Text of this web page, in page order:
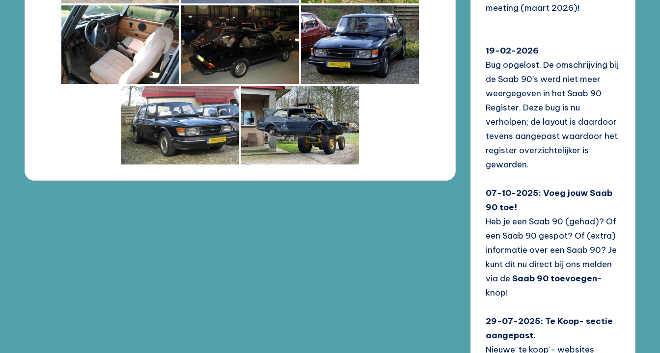
meeting (maart 2026)!
19-02-2026
Bug opgelost. De omschrijving bij
de Saab 90's werd niet meer
weergegeven in het Saab 90
Register. Deze bug is nu
verholpen; de layout is daardoor
tevens aangepast waardoor het
register overzichtelijker is
geworden.
07-10-2025: Voeg jouw Saab
90 toe!
Heb je een Saab 90 (gehad)? Of
een Saab 90 gespot? Of (extra)
informatie over een Saab 90? Je
kunt dit nu direct bij ons melden
via deSaab 90 toevoegen-
knop!
29-07-2025: Te Koop- sectie
aangepast.
Nieuwe 'te koop'- websites